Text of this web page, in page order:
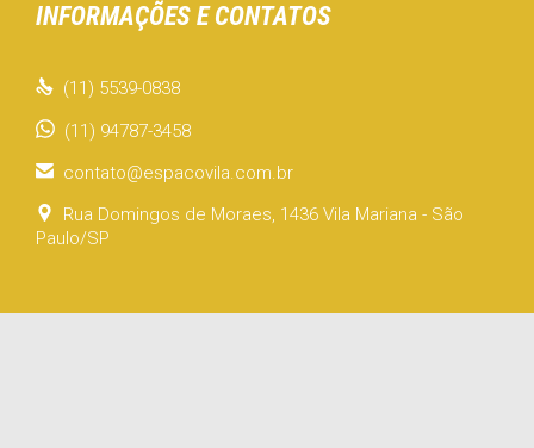
INFORMAÇÕES E CONTATOS
 (11) 5539-0838
(11) 94787-3458
 contato@espacovila.com.br

Rua Domingos de Moraes, 1436 Vila Mariana - São
Paulo/SP